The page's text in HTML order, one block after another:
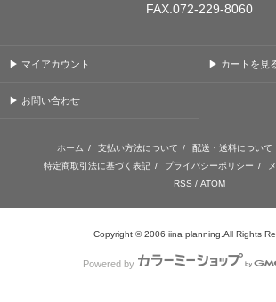
FAX.072-229-8060
▶ マイアカウント ▶ カートを見
▶ お問い合わせ
ホーム / 支払い方法について / 配送・送料について
特定商取引法に基づく表記 / プライバシーポリシー /
RSS / ATOM
Copyright © 2006 iina planning.All Rights
Powered by